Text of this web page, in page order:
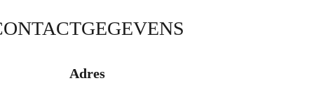
Adres